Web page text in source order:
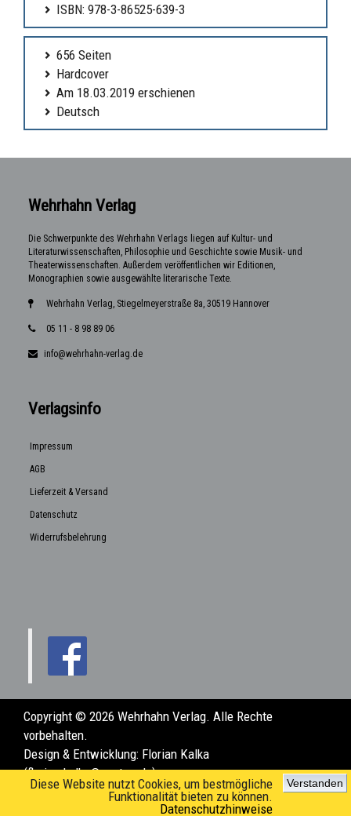
Diese Website nutzt Cookies, um bestmögliche
Funktionalität bieten zu können.
Datenschutzhinweise
Verstanden
ISBN: 978-3-86525-639-3
656 Seiten
Hardcover
Am 18.03.2019 erschienen
Deutsch
Wehrhahn Verlag
Die Schwerpunkte des Wehrhahn Verlags liegen auf Kultur- und
Literaturwissenschaften, Philosophie und Geschichte sowie Musik- und
Theaterwissenschaften. Außerdem veröffentlichen wir Editionen,
Monographien sowie ausgewählte literarische Texte.
Wehrhahn Verlag, Stiegelmeyerstraße 8a, 30519 Hannover
05 11 - 8 98 89 06
info@wehrhahn-verlag.de
Verlagsinfo
Impressum
AGB
Lieferzeit & Versand
Datenschutz
Widerrufsbelehrung
Copyright © 2026 Wehrhahn Verlag. Alle Rechte
vorbehalten.
Design & Entwicklung: Florian Kalka
(florian.kalka@posteo.de)
www.wehrhahn-verlag.de